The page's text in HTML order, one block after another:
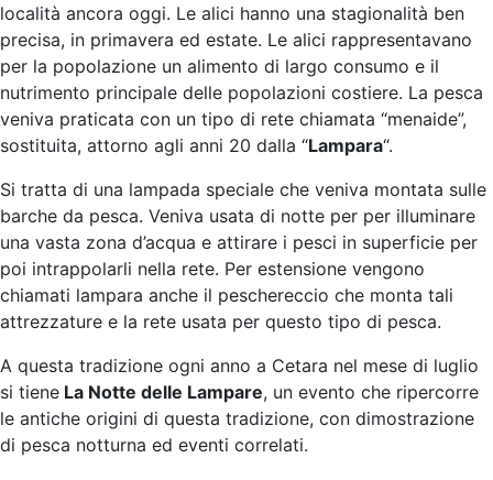
località ancora oggi. Le alici hanno una stagionalità ben
precisa, in primavera ed estate. Le alici rappresentavano
per la popolazione un alimento di largo consumo e il
nutrimento principale delle popolazioni costiere. La pesca
veniva praticata con un tipo di rete chiamata “menaide”,
sostituita, attorno agli anni 20 dalla “Lampara“.
Si tratta di una lampada speciale che veniva montata sulle
barche da pesca. Veniva usata di notte per per illuminare
una vasta zona d’acqua e attirare i pesci in superficie per
poi intrappolarli nella rete. Per estensione vengono
chiamati lampara anche il peschereccio che monta tali
attrezzature e la rete usata per questo tipo di pesca.
A questa tradizione ogni anno a Cetara nel mese di luglio
si tiene La Notte delle Lampare, un evento che ripercorre
le antiche origini di questa tradizione, con dimostrazione
di pesca notturna ed eventi correlati.